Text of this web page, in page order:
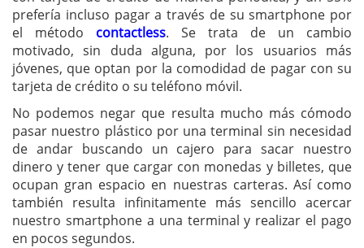
prefería incluso pagar a través de su smartphone por
el método contactless. Se trata de un cambio
motivado, sin duda alguna, por los usuarios más
jóvenes, que optan por la comodidad de pagar con su
tarjeta de crédito o su teléfono móvil.
No podemos negar que resulta mucho más cómodo
pasar nuestro plástico por una terminal sin necesidad
de andar buscando un cajero para sacar nuestro
dinero y tener que cargar con monedas y billetes, que
ocupan gran espacio en nuestras carteras. Así como
también resulta infinitamente más sencillo acercar
nuestro smartphone a una terminal y realizar el pago
en pocos segundos.